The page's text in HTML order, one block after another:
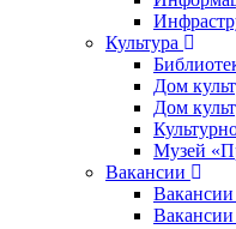
Культура
Дом
Дом
Музей
Вакансии
Вакансии